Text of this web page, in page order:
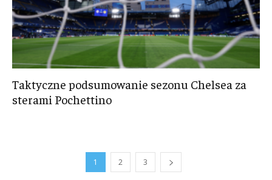
Taktyczne podsumowanie sezonu Chelsea za
sterami Pochettino
1 2 3